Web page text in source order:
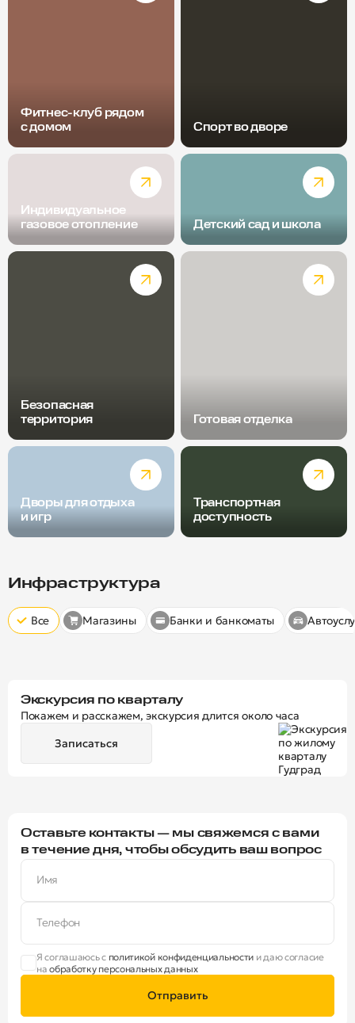
Фитнес-клуб рядом
с домом
Спорт во дворе
Индивидуальное
газовое отопление
Детский сад и школа
Безопасная
территория
Готовая отделка
Дворы для отдыха
и игр
Транспортная
доступность
Инфраструктура
Все Магазины Банки и банкоматы
Экскурсия по кварталу
Покажем и расскажем, экскурсия длится около часа
Записаться
Оставьте контакты — мы свяжемся с вами
в течение дня, чтобы обсудить ваш вопрос
Имя
Телефон
Я соглашаюсь с политикой конфиденциальности и даю согласие
наобработку персональных данных
Отправить